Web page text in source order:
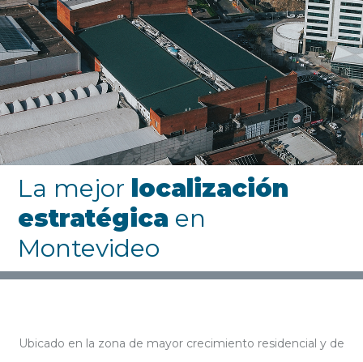
La mejor localización
estratégica en
Montevideo
Ubicado en la zona de mayor crecimiento residencial y de